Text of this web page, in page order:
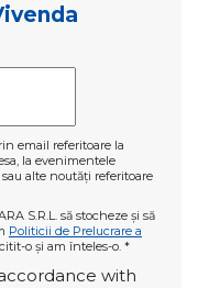
email referitoare la
la evenimentele
alte noutăți referitoare
S.R.L. să stocheze și să
Politicii de Prelucrare a
o și am înteles-o. *
with